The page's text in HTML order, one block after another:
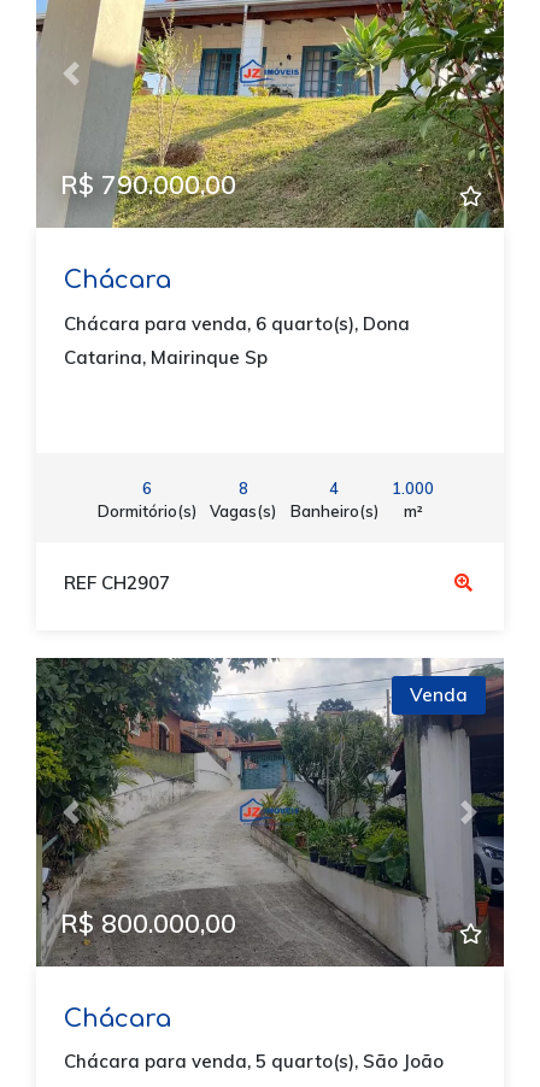
Previous Next
R$ 790.000,00
Chácara
Chácara para venda, 6 quarto(s), Dona
Catarina, Mairinque Sp
6
Dormitório(s)
8
Vagas(s)
4
Banheiro(s)
1.000
m²
REF CH2907
Previous Next
Venda
R$ 800.000,00
Chácara
Chácara para venda, 5 quarto(s), São João